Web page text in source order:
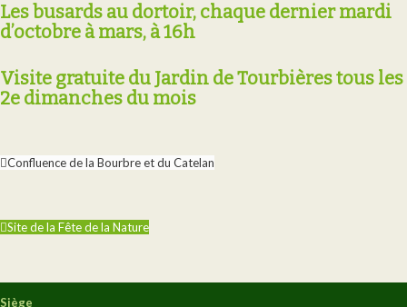
Les busards au dortoir, chaque dernier mardi
d’octobre à mars, à 16h
Visite gratuite du Jardin de Tourbières tous les
2e dimanches du mois
Confluence de la Bourbre et du Catelan
Site de la Fête de la Nature
Siège